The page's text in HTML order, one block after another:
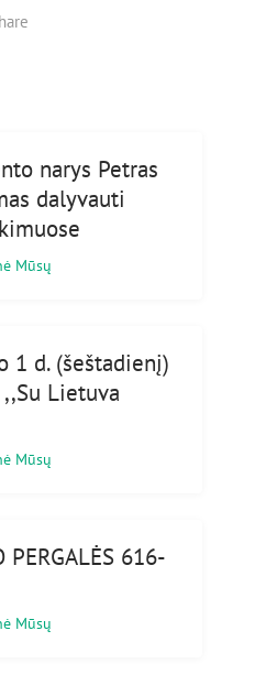
narys Petras
dalyvauti
Mūsų
1 d. (šeštadienį)
Lietuva
Mūsų
PERGALĖS 616-
Mūsų